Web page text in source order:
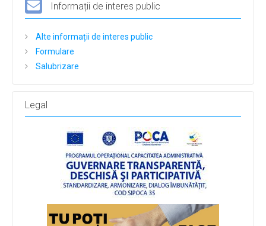
Informații de interes public
Alte informații de interes public
Formulare
Salubrizare
Legal